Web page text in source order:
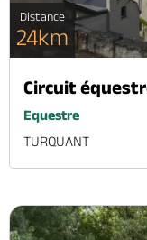
Distance
24km
Circuit
Equestre
TURQUANT